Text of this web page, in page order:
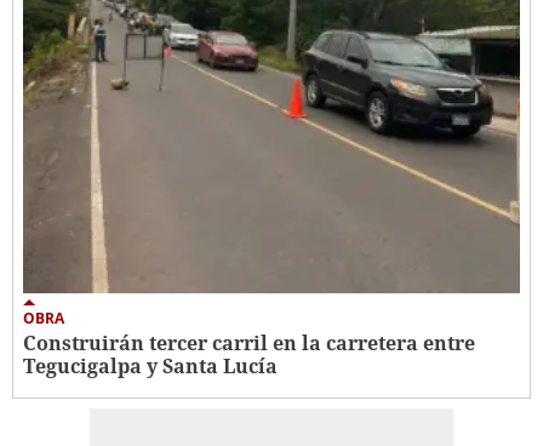
OBRA
Construirán tercer carril en la carretera entre
Tegucigalpa y Santa Lucía